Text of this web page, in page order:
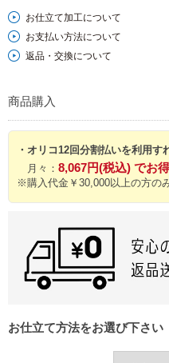
お仕立て加工について
お支払い方法について
返品・交換について
商品購入
・オリコ12回分割払いを利用す
月々： 8,067円(税込) でお得
※購入代金￥30,000以上の方の
お仕立て方法をお選び下さい